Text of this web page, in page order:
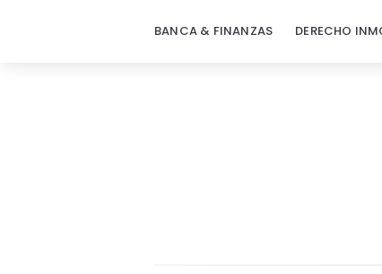
BANCA & FINANZAS DERECHO